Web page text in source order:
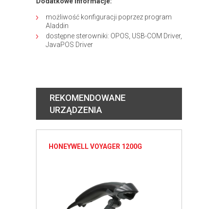
możliwość konfiguracji poprzez program
Aladdin
dostępne sterowniki: OPOS, USB-COM Driver,
JavaPOS Driver
REKOMENDOWANE
URZĄDZENIA
HONEYWELL VOYAGER 1200G